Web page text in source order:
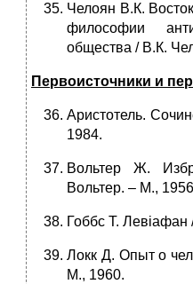
Челоян В.К.
философии
общества / В.К.
Первоисточники и
Аристотель.
1984.
Вольтер Ж.
Вольтер. – М.,
Гоббс Т. Левіафан
Локк Д. Опыт о
М., 1960.